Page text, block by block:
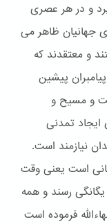
و در هر عصری
جهانیان ظاهر می
و معتقدند که
پیشین
و مسیح و
تمدنی
نیازمند است.
است یعنی وقت
رسند و همه
فرموده است